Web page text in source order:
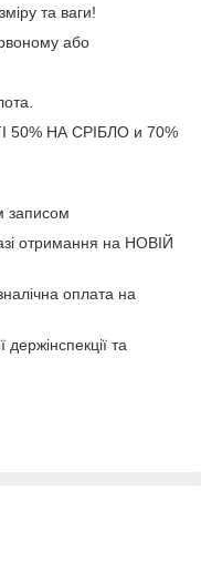
та ваги!
або
НА СРІБЛО и 70%
записом
отримання на НОВІЙ
оплата на
та